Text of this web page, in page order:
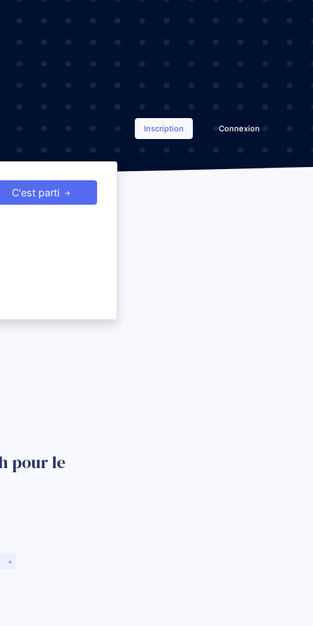
Inscription Connexion
C'est parti
pour le